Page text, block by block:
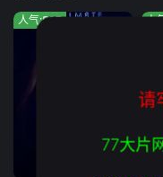
人气:507 人
请
77大片